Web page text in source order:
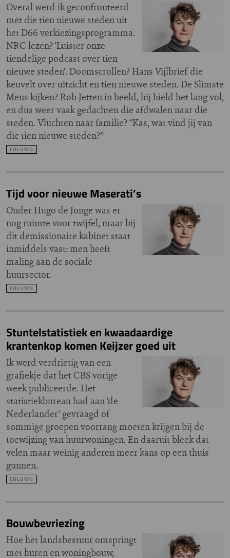
Overal werd ik geconfronteerd
met die tien nieuwe steden uit
het D66 verkiezingsprogramma.
NRC lezen? ‘Luister onze
tiendelige podcast over tien
nieuwe steden’. Doomscrollen? Hans Vijlbrief die
keuvelt over uitzicht en tien nieuwe steden. De Slimste
Mens kijken? Rob Jetten in beeld, hij hield het lang vol,
en dus weer vaak gedachten die afdwalen naar die
steden. Vluchten naar familie? “Kas, wat vind jij van
die tien nieuwe steden?”
COLUMN
Tijd voor nieuwe Maserati’s
Onder Hugo de Jonge was er
nog ruimte voor twijfel, maar bij
dit demissionaire kabinet staat
inmiddels vast: men heeft
maling aan de sociale
huursector.
COLUMN
Stuntelstatistiek en kwaadaardige
krantenkop komen Keijzer goed uit
Ik werd verdrietig van een
grafiekje dat het CBS vorige
week publiceerde. Het
statistiekbureau had aan ‘de
Nederlander’ gevraagd of
sommige groepen voorrang moeten krijgen bij de
toewijzing van huurwoningen. En daaruit bleek dat
velen maar weinig anderen meer kans op een thuis
gunnen.
COLUMN
Bouwbevriezing
Hoe het landsbestuur omspringt
met huren en woningbouw,